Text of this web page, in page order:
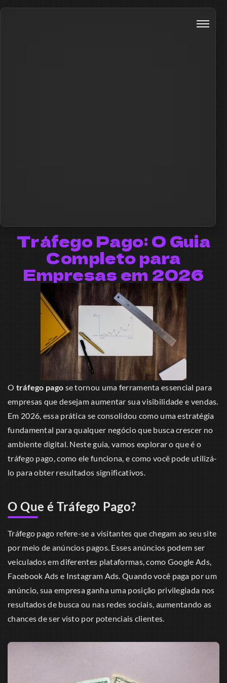
Tráfego Pago: O Guia
Completo para
Empresas em 2026
O tráfego pago se tornou uma ferramenta essencial para
empresas que desejam aumentar sua visibilidade e vendas.
Em 2026, essa prática se consolidou como uma estratégia
fundamental para qualquer negócio que busca crescer no
ambiente digital. Neste guia, vamos explorar o que é o
tráfego pago, como ele funciona, e como você pode utilizá-
lo para obter resultados significativos.
O Que é Tráfego Pago?
Tráfego pago refere-se a visitantes que chegam ao seu site
por meio de anúncios pagos. Esses anúncios podem ser
veiculados em diferentes plataformas, como Google Ads,
Facebook Ads e Instagram Ads. Quando você paga por um
anúncio, sua empresa ganha uma posição privilegiada nos
resultados de busca ou nas redes sociais, aumentando as
chances de ser visto por potenciais clientes.